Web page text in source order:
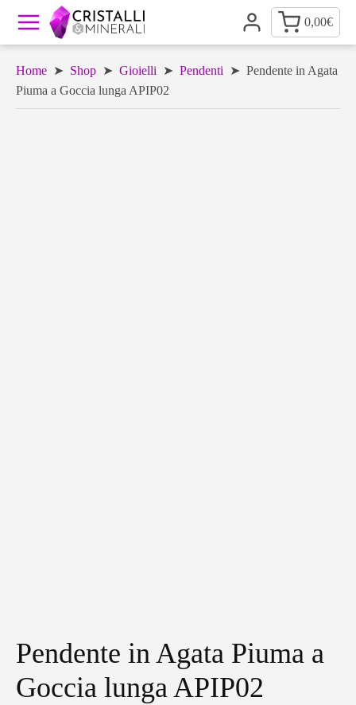
0,00€
Home ➤ Shop ➤ Gioielli ➤ Pendenti ➤ Pendente in Agata
Piuma a Goccia lunga APIP02
Pendente in Agata Piuma a
Goccia lunga APIP02